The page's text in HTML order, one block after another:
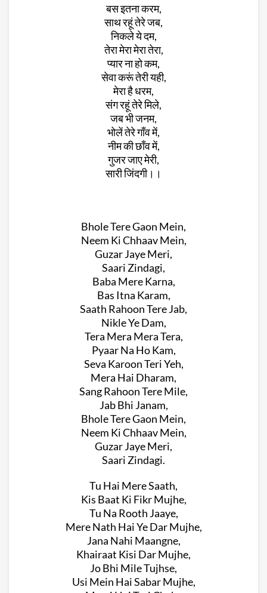
बस इतना करम,
साथ रहूं तेरे जब,
निकले ये दम,
तेरा मेरा मेरा तेरा,
प्यार ना हो कम,
सेवा करूं तेरी यही,
मेरा है धरम,
संग रहूं तेरे मिले,
जब भी जनम,
भोलें तेरे गाँव में,
नीम की छाँव में,
गुजर जाए मेरी,
सारी जिंदगी।।
Bhole Tere Gaon Mein,
Neem Ki Chhaav Mein,
Guzar Jaye Meri,
Saari Zindagi,
Baba Mere Karna,
Bas Itna Karam,
Saath Rahoon Tere Jab,
Nikle Ye Dam,
Tera Mera Mera Tera,
Pyaar Na Ho Kam,
Seva Karoon Teri Yeh,
Mera Hai Dharam,
Sang Rahoon Tere Mile,
Jab Bhi Janam,
Bhole Tere Gaon Mein,
Neem Ki Chhaav Mein,
Guzar Jaye Meri,
Saari Zindagi.
Tu Hai Mere Saath,
Kis Baat Ki Fikr Mujhe,
Tu Na Rooth Jaaye,
Mere Nath Hai Ye Dar Mujhe,
Jana Nahi Maangne,
Khairaat Kisi Dar Mujhe,
Jo Bhi Mile Tujhse,
Usi Mein Hai Sabar Mujhe,